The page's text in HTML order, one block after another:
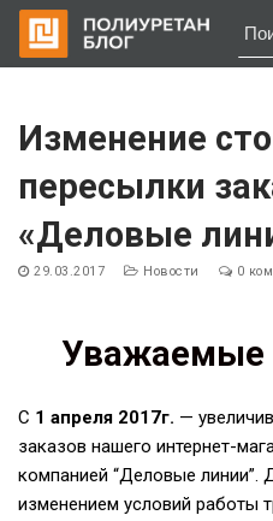
содержимому
Изменение
пересылки
«Деловые
29.03.2017 Новости 0
Уважаемые
C 1 апреля 2017г. —
заказов нашего интернет-
компанией “Деловые линии”.
изменением условий работы